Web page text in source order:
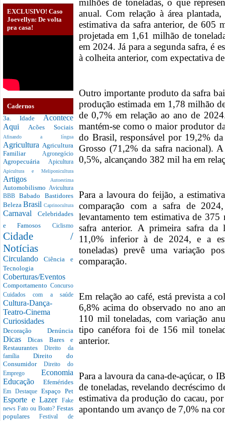
EXCLUSIVO! Caso
Joevellyn: De volta
pra casa!
Cadernos
3a. Idade Acontece
Aqui Acões Sociais
Afinando a língua
Agricultura Agricultura
Familiar Agronegócio
Agropecuária Apicultura
Apicultura e Meliponicultura
Artigos Autoestima
Automobilismo Avicultura
BBBBabado Bastidores
Beleza Brasil Caprinocultura
Carnaval Celebridades
e Famosos Ciclismo
Cidade /
Notícias
CirculandoCiência e
Tecnologia
Coberturas/Eventos
Comportamento Concurso
Cuidados com a saúde
Cultura-Dança-
Teatro-Cinema
Curiosidades
Decoração Denúncia
DicasDicas Bares e
RestaurantesDireito da
família Direito do
Consumidor Direito do
Emprego Economia
Educação Efemérides
Em Destaque Espaço Pet
Esporte e Lazer
Fake
news Fato ou Boato? Festas
popularesFestival de
milhões de toneladas, o que
anual. Com relação à área
estimativa da safra anterior, de 605
projetada em 1,61 milhão de
em 2024. Já para a segunda safra, é
à colheita anterior, com expectativa
Outro importante produto da safra
produção estimada em 1,78 milhão
de 0,7% em relação ao ano de
mantém-se como o maior produtor
do Brasil, responsável por 19,2%
Grosso (71,2% da safra nacional).
0,5%, alcançando 382 mil ha em
Para a lavoura do feijão, a
comparação com a safra de
levantamento tem estimativa de
safra anterior. A primeira safra
11,0% inferior à de 2024, e a
toneladas) prevê uma variação
comparação.
Em relação ao café, está prevista a
6,8% acima do observado no ano
110 mil toneladas, com variação
tipo canéfora foi de 156 mil
anterior.
Para a lavoura da cana-de-açúcar, o
de toneladas, revelando decréscimo
estimativa da produção do cacau,
apontando um avanço de 7,0% na